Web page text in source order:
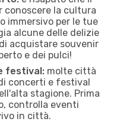
conoscere la cultura
immersivo per le tue
alcune delle delizie
acquistare souvenir
e dei pulci!
festival: molte città
concerti e festival
stagione. Prima
controlla eventi
in città.